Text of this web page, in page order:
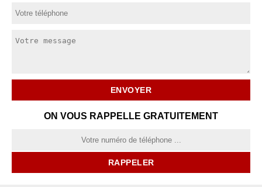
ON VOUS RAPPELLE GRATUITEMENT